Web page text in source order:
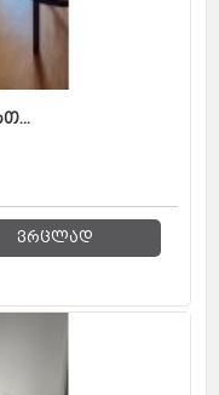
ვრცლად